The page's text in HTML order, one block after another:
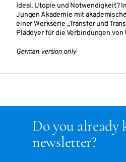
Ideal, Utopie und Notwendigkeit?
Jungen Akademie mit
einer Werkserie „Transfer und
Plädoyer für die Verbindungen
German version only
Do you already
newsletter?